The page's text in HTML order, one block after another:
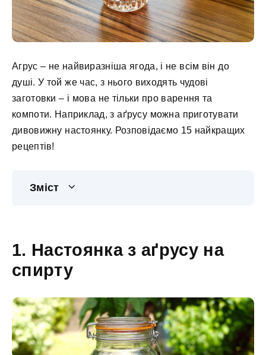
Агрус – не найвиразніша ягода, і не всім він до
душі. У той же час, з нього виходять чудові
заготовки – і мова не тільки про варення та
компоти. Наприклад, з аґрусу можна приготувати
дивовижну настоянку. Розповідаємо 15 найкращих
рецептів!
Зміст
1. Настоянка з аґрусу на
спирту